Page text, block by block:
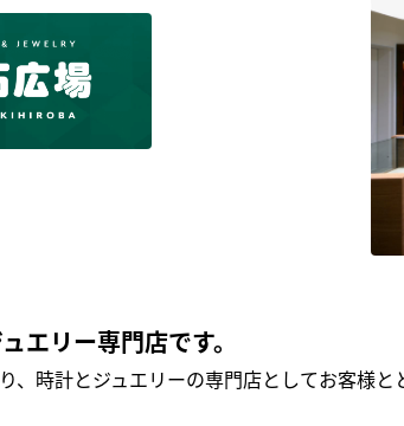
エリー専門店です。
、時計とジュエリーの専門店としてお客様